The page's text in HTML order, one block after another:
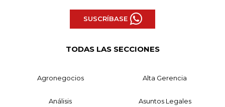
SUSCRÍBASE
TODAS LAS SECCIONES
Agronegocios Alta Gerencia
Análisis Asuntos Legales